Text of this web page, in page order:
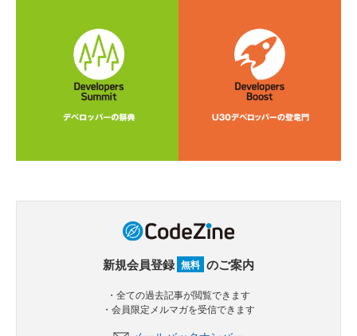
新規会員登録 無料 のご案内
・全ての過去記事が閲覧できます
・会員限定メルマガを受信できます